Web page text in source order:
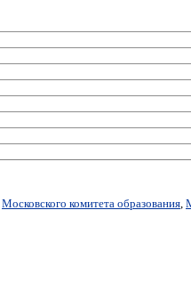
Московского комитета образования,